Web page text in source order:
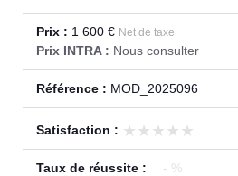
Prix : 1 600 € Net de taxe
Prix INTRA : Nous consulter
Référence : MOD_2025096
Satisfaction : ★★★★★
★★★★★
Taux de réussite : - %